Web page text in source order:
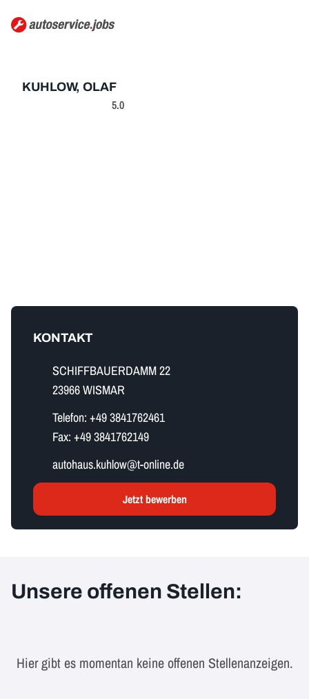
KUHLOW, OLAF
5.0
KONTAKT
SCHIFFBAUERDAMM 22
23966 WISMAR
Telefon: +49 3841762461
Fax: +49 3841762149
a​u​t​o​h​a​u​s​.​k​u​h​l​o​w​@t-online.de
Jetzt bewerben
Unsere offenen Stellen:
Hier gibt es momentan keine offenen Stellenanzeigen.